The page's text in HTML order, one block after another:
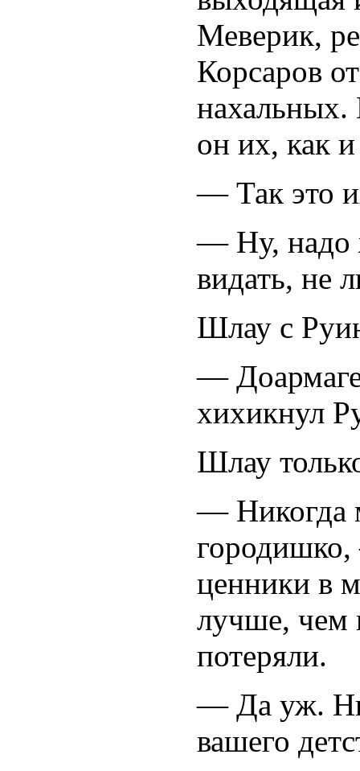
Меверик,
Корсаров
он их, как и
— Так это
— Ну, надо
видать, не
Шлау с
—
хихикнул
Шлау
— Никогда
городишко,
ценники в
лучше, чем
потеряли.
— Да уж.
вашего